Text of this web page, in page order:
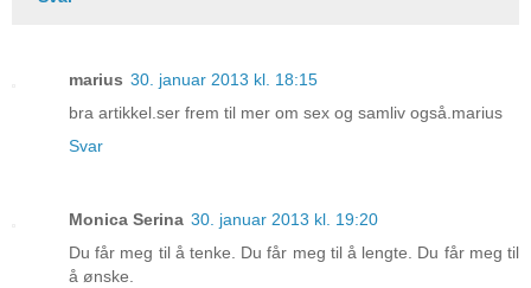
marius 30. januar 2013 kl. 18:15
bra artikkel.ser frem til mer om sex og samliv også.marius
Svar
Monica Serina 30. januar 2013 kl. 19:20
Du får meg til å tenke. Du får meg til å lengte. Du får meg til
å ønske.